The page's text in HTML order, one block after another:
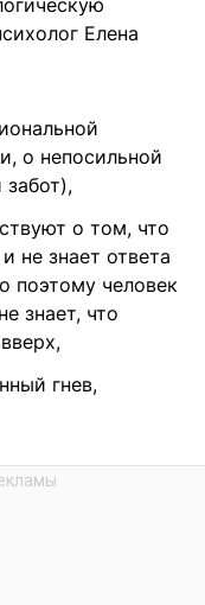
Елена
о непосильной
о том, что
не знает ответа
поэтому человек
знает, что
гнев,